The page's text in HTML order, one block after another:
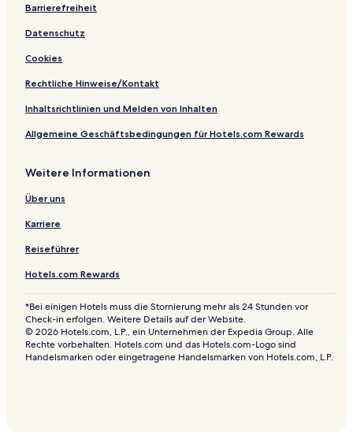
Barrierefreiheit
Datenschutz
Cookies
Rechtliche Hinweise/Kontakt
Inhaltsrichtlinien und Melden von Inhalten
Allgemeine Geschäftsbedingungen für Hotels.com Rewards
Weitere Informationen
Über uns
Karriere
Reiseführer
Hotels.com Rewards
*Bei einigen Hotels muss die Stornierung mehr als 24 Stunden vor
Check-in erfolgen. Weitere Details auf der Website.
© 2026 Hotels.com, L.P., ein Unternehmen der Expedia Group. Alle
Rechte vorbehalten. Hotels.com und das Hotels.com-Logo sind
Handelsmarken oder eingetragene Handelsmarken von Hotels.com, L.P.